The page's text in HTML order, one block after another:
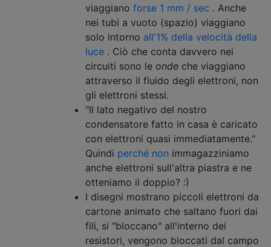
viaggiano forse 1 mm / sec . Anche
nei tubi a vuoto (spazio) viaggiano
solo intorno all'1% della velocità della
luce . Ciò che conta davvero nei
circuiti sono le onde che viaggiano
attraverso il fluido degli elettroni, non
gli elettroni stessi.
"Il lato negativo del nostro
condensatore fatto in casa è caricato
con elettroni quasi immediatamente."
Quindi perché non immagazziniamo
anche elettroni sull'altra piastra e ne
otteniamo il doppio? :)
I disegni mostrano piccoli elettroni da
cartone animato che saltano fuori dai
fili, si "bloccano" all'interno dei
resistori, vengono bloccati dal campo